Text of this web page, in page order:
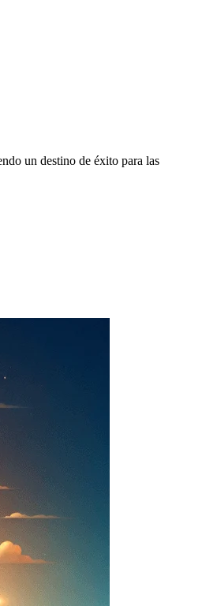
un destino de éxito para las